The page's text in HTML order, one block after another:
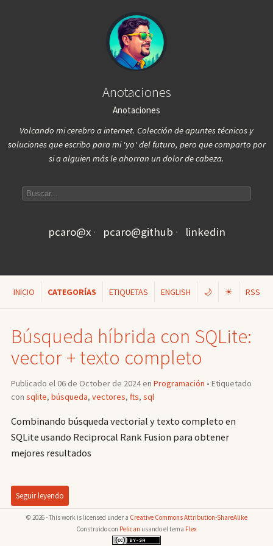
Anotaciones
Anotaciones
Volcando mi cerebro a internet. Colección de apuntes técnicos y
soluciones que escribo para mi 'yo' del futuro, pero que comparto por
si a alguien más le ahorran un dolor de cabeza.
pcaro@x pcaro@github linkedin
INICIO CATEGORÍAS ETIQUETAS ENGLISH 🌙 ☀ RSS
Búsqueda híbrida con SQLite:
vector + texto completo
Publicado el 06 de October de 2024 en Programación • Etiquetado
con sqlite, búsqueda, vectores, fts, sql
Combinando búsqueda vectorial y texto completo en
SQLite usando Reciprocal Rank Fusion para obtener
mejores resultados
Seguir leyendo
© 2026 - This work is licensed under a Creative Commons Attribution-ShareAlike
Construido con Pelican usando el tema Flex